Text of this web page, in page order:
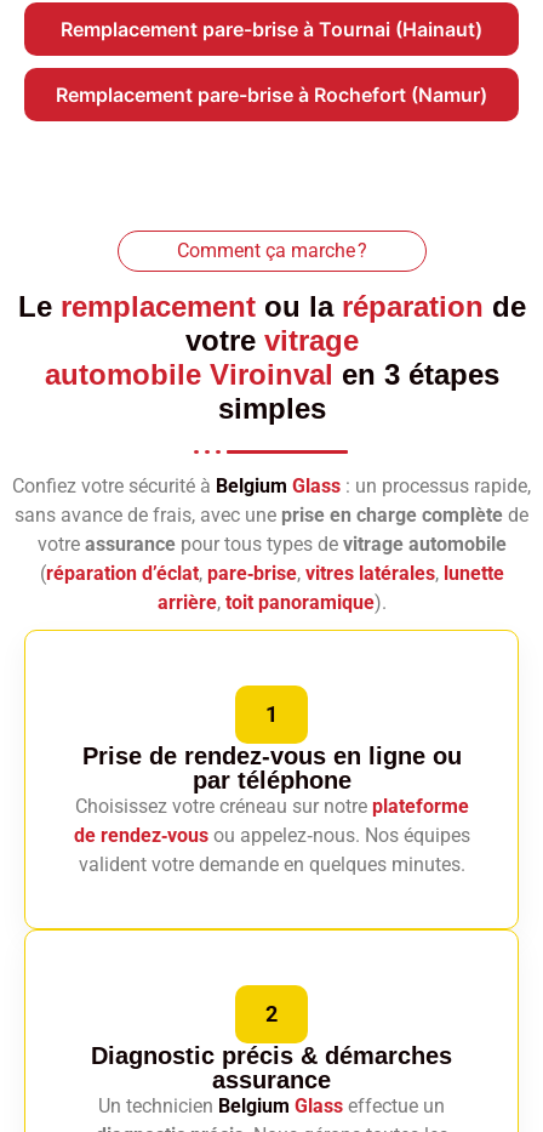
Remplacement pare-brise à Tournai (Hainaut)
Remplacement pare-brise à Rochefort (Namur)
Comment ça marche ?
Le remplacementou la réparation de
votre vitrage
automobile Viroinval en 3 étapes
simples
Confiez votre sécurité à Belgium Glass : un processus rapide,
sans avance de frais, avec une prise en charge complète de
votre assurancepour tous types de vitrage automobile
(réparation d’éclat, pare‑brise, vitres latérales, lunette
arrière, toit panoramique).
1
Prise de rendez-vous en ligne ou
par téléphone
Choisissez votre créneau sur notre plateforme
de rendez‑vousou appelez‑nous. Nos équipes
valident votre demande en quelques minutes.
2
Diagnostic précis & démarches
assurance
Un technicien Belgium Glass effectue un